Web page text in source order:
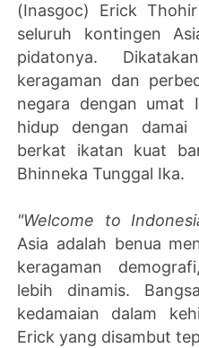
(Inasgoc) Erick
seluruh kontingen
pidatonya.
keragaman dan
negara dengan umat
hidup dengan
berkat ikatan kuat
Bhinneka Tunggal Ika.
"Welcome to
Asia adalah benua
keragaman
lebih dinamis.
kedamaian dalam
Erick yang disambut